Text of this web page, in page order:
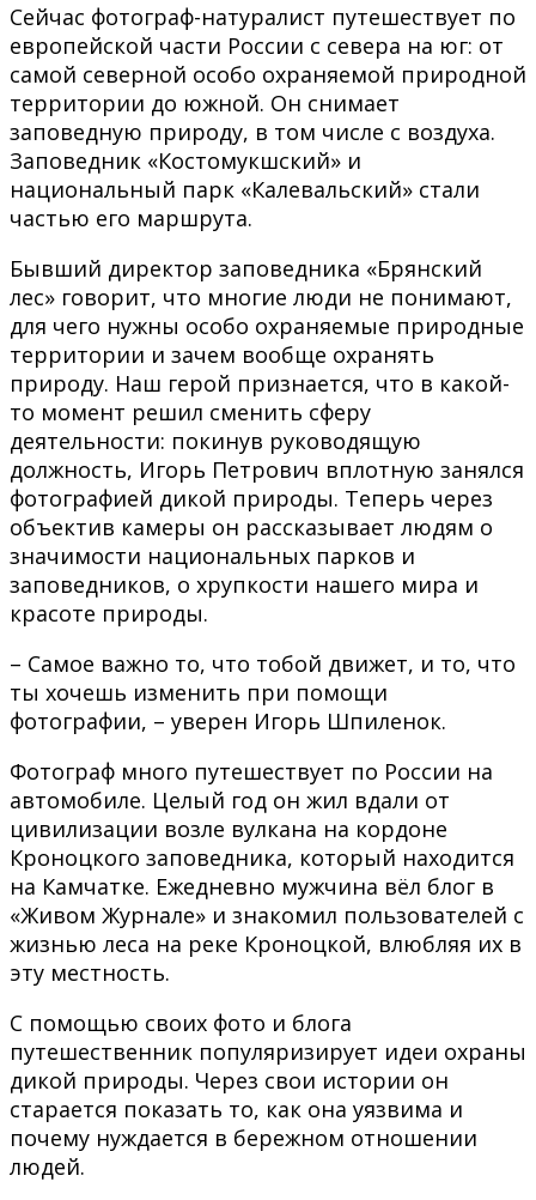
Сейчас фотограф-натуралист путешествует по
европейской части России с севера на юг: от
самой северной особо охраняемой природной
территории до южной. Он снимает
заповедную природу, в том числе с воздуха.
Заповедник «Костомукшский» и
национальный парк «Калевальский» стали
частью его маршрута.
Бывший директор заповедника «Брянский
лес» говорит, что многие люди не понимают,
для чего нужны особо охраняемые природные
территории и зачем вообще охранять
природу. Наш герой признается, что в какой-
то момент решил сменить сферу
деятельности: покинув руководящую
должность, Игорь Петрович вплотную занялся
фотографией дикой природы. Теперь через
объектив камеры он рассказывает людям о
значимости национальных парков и
заповедников, о хрупкости нашего мира и
красоте природы.
– Самое важно то, что тобой движет, и то, что
ты хочешь изменить при помощи
фотографии, – уверен Игорь Шпиленок.
Фотограф много путешествует по России на
автомобиле. Целый год он жил вдали от
цивилизации возле вулкана на кордоне
Кроноцкого заповедника, который находится
на Камчатке. Ежедневно мужчина вёл блог в
«Живом Журнале» и знакомил пользователей с
жизнью леса на реке Кроноцкой, влюбляя их в
эту местность.
С помощью своих фото и блога
путешественник популяризирует идеи охраны
дикой природы. Через свои истории он
старается показать то, как она уязвима и
почему нуждается в бережном отношении
людей.